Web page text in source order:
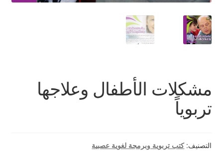
مشكلات الأطفال وعلاجها
تربوياً
التصنيف:كتب تربوية وبرمجة لغوية عصبية